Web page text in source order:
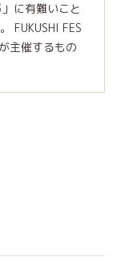
に有難いこと
FUKUSHI FES
主催するもの